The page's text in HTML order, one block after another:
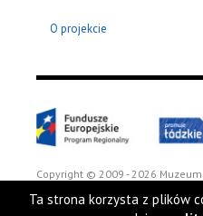
O projekcie
Copyright © 2009 - 2026
Ta strona korzysta z plików